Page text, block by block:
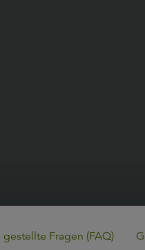
Fragen (FAQ)